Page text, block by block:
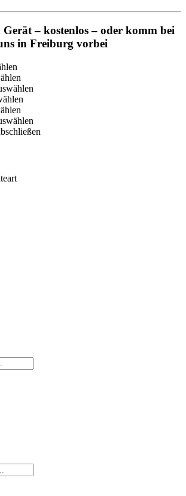
Gerät – kostenlos – oder komm bei
in Freiburg vorbei